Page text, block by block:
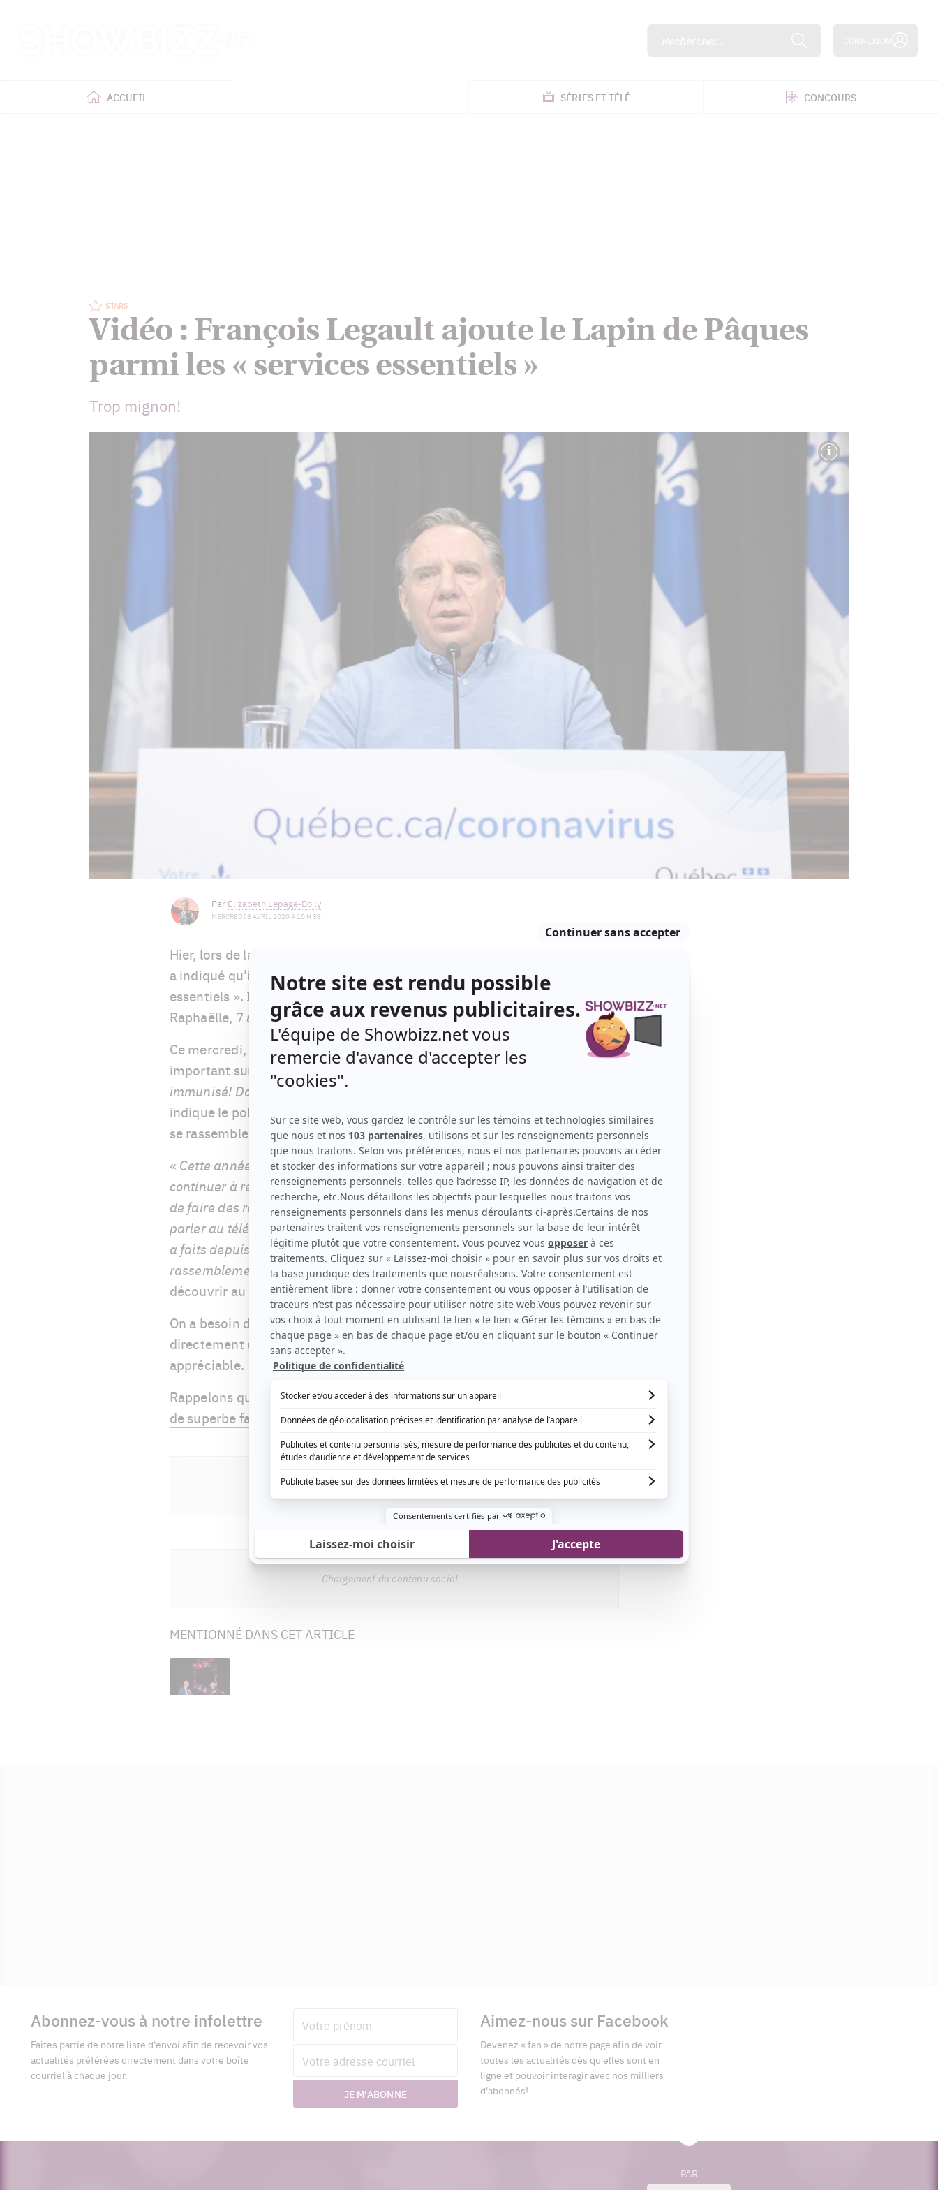
ACCUEIL SÉRIES ET TÉLÉ CONCOURS
STARS
Vidéo : François Legault ajoute le Lapin de Pâques
parmi les « services essentiels »
Trop mignon!
Par Élizabeth Lepage-Boily
MERCREDI 8 AVRIL 2020 À 10 H 38
Hier, lors de la conférence de presse officielle de 13 h, le premier ministre
a indiqué qu'il ajoutait la Fée des dents sur la liste des « services
essentiels ». Il a pris cette décision ludique après avoir reçu la vidéo de
Raphaëlle, 7 ans, que vous pouvez voir au bas de l'article.
Ce mercredi, François Legault a décidé d'ajouter un autre individu
important sur cette liste d'élite : le Lapin de Pâques. «En plus il est
immunisé! Donc, les enfants vont pouvoir recevoir leurs chocolats
indique le politicien dans une vidéo encourageant les Québécois à ne pas
se rassembler à Pâques.
« Cette année, c'est une Pâque un peu spécial. On vous demande de
continuer à respecter les consignes. Je sais que c'est dans notre tradition
de faire des regroupements en famille. Mais cette année, il faut juste se
parler au téléphone ou par vidéo. C'est important que tous les efforts qu'on
a faits depuis deux semaines, qu'on ne les gâche pas en faisant ces
rassemblements », mentionne-t-il dans la vidéo, que vous pouvez
découvrir au bas de l'article.
On a besoin d'un peu de légèreté ces temps-ci et que celle-ci provienne
directement de la bouche du premier ministre est d'autant plus
appréciable.
Rappelons que
François Legaulta souligné l'anniversaire de sa conjointe
de superbe façon
sur les réseaux sociaux la semaine dernière.
Chargement du contenu social...
Chargement du contenu social...
MENTIONNÉ DANS CET ARTICLE
complémentaires
Abonnez-vous à notre infolettre
Faites partie de notre liste d'envoi afin de recevoir vos
actualités préférées directement dans votre boîte
courriel à chaque jour.
courriel
JE M'ABONNE
Aimez-nous sur Facebook
Devenez « fan » de notre page afin de voir
toutes les actualités dès qu'elles sont en
ligne et pouvoir interagir avec nos milliers
d'abonnés!
PAR